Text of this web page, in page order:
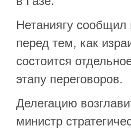
Нетаниягу
перед тем, как
состоится
этапу переговоров.
Делегацию
министр